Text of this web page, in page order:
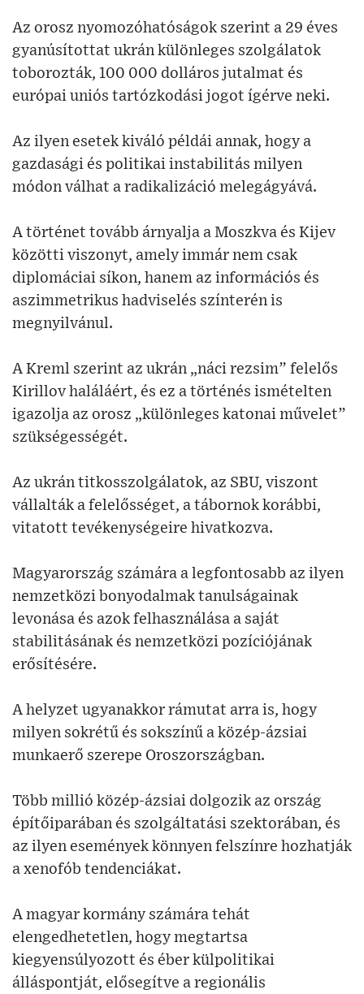
Az orosz nyomozóhatóságok szerint a 29 éves
gyanúsítottat ukrán különleges szolgálatok
toborozták, 100 000 dolláros jutalmat és
európai uniós tartózkodási jogot ígérve neki.
Az ilyen esetek kiváló példái annak, hogy a
gazdasági és politikai instabilitás milyen
módon válhat a radikalizáció melegágyává.
A történet tovább árnyalja a Moszkva és Kijev
közötti viszonyt, amely immár nem csak
diplomáciai síkon, hanem az információs és
aszimmetrikus hadviselés színterén is
megnyilvánul.
A Kreml szerint az ukrán „náci rezsim” felelős
Kirillov haláláért, és ez a történés ismételten
igazolja az orosz „különleges katonai művelet”
szükségességét.
Az ukrán titkosszolgálatok, az SBU, viszont
vállalták a felelősséget, a tábornok korábbi,
vitatott tevékenységeire hivatkozva.
Magyarország számára a legfontosabb az ilyen
nemzetközi bonyodalmak tanulságainak
levonása és azok felhasználása a saját
stabilitásának és nemzetközi pozíciójának
erősítésére.
A helyzet ugyanakkor rámutat arra is, hogy
milyen sokrétű és sokszínű a közép-ázsiai
munkaerő szerepe Oroszországban.
Több millió közép-ázsiai dolgozik az ország
építőiparában és szolgáltatási szektorában, és
az ilyen események könnyen felszínre hozhatják
a xenofób tendenciákat.
A magyar kormány számára tehát
elengedhetetlen, hogy megtartsa
kiegyensúlyozott és éber külpolitikai
álláspontját, elősegítve a regionális